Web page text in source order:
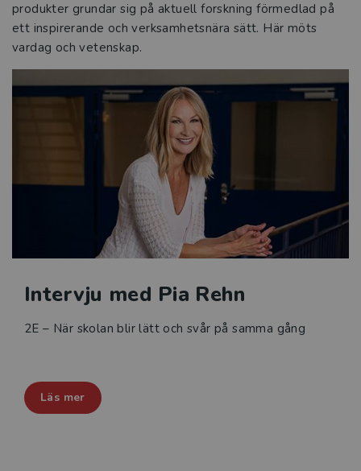
produkter grundar sig på aktuell forskning förmedlad på
ett inspirerande och verksamhetsnära sätt. Här möts
vardag och vetenskap.
Intervju med Pia Rehn
2E – När skolan blir lätt och svår på samma gång
Läs mer